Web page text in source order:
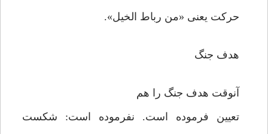
حرکت یعنی «من رباط الخیل».
هدف جنگ
آنوقت هدف جنگ را هم
تعیین فرموده است. نفرموده است: شکست